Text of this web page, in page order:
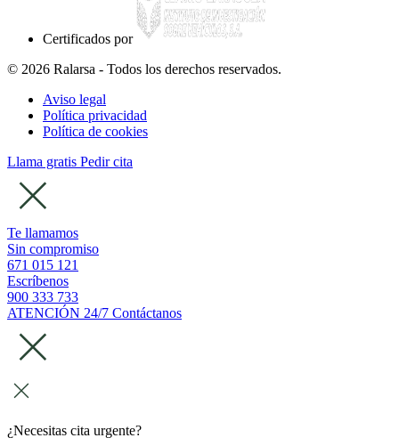
Certificados por
© 2026 Ralarsa - Todos los derechos reservados.
Aviso legal
Política privacidad
Política de cookies
Llama gratis Pedir cita
Te llamamos
Sin compromiso
671 015 121
Escríbenos
900 333 733
ATENCIÓN 24/7 Contáctanos
¿Necesitas cita urgente?